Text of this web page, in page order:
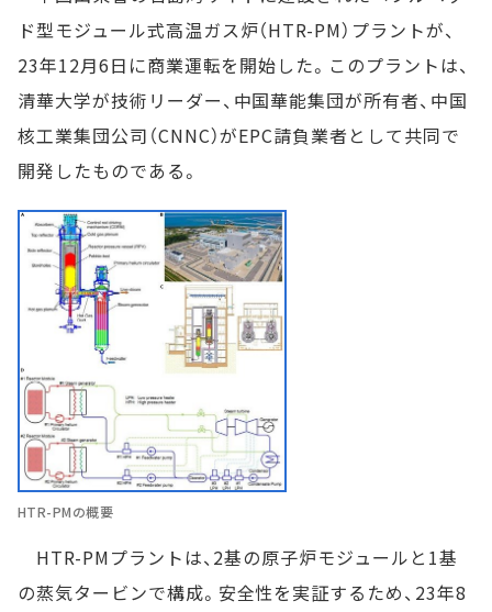
ド型モジュール式高温ガス炉（HTR-PM）プラントが、
23年12月6日に商業運転を開始した。このプラントは、
清華大学が技術リーダー、中国華能集団が所有者、中国
核工業集団公司（CNNC）がEPC請負業者として共同で
開発したものである。
HTR-PMの概要
HTR-PMプラントは、2基の原子炉モジュールと1基
の蒸気タービンで構成。安全性を実証するため、23年8